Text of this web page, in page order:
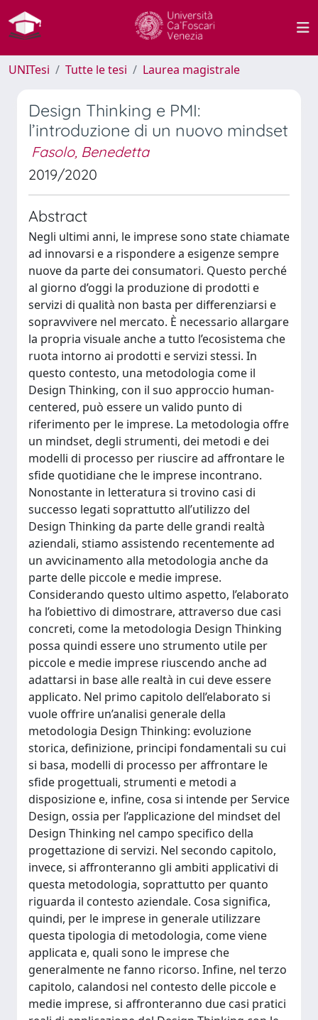
UNITesi Tutte le tesi Laurea magistrale
Design Thinking e PMI:
l’introduzione di un nuovo mindset
Fasolo, Benedetta
2019/2020
Abstract
Negli ultimi anni, le imprese sono state chiamate
ad innovarsi e a rispondere a esigenze sempre
nuove da parte dei consumatori. Questo perché
al giorno d’oggi la produzione di prodotti e
servizi di qualità non basta per differenziarsi e
sopravvivere nel mercato. È necessario allargare
la propria visuale anche a tutto l’ecosistema che
ruota intorno ai prodotti e servizi stessi. In
questo contesto, una metodologia come il
Design Thinking, con il suo approccio human-
centered, può essere un valido punto di
riferimento per le imprese. La metodologia offre
un mindset, degli strumenti, dei metodi e dei
modelli di processo per riuscire ad affrontare le
sfide quotidiane che le imprese incontrano.
Nonostante in letteratura si trovino casi di
successo legati soprattutto all’utilizzo del
Design Thinking da parte delle grandi realtà
aziendali, stiamo assistendo recentemente ad
un avvicinamento alla metodologia anche da
parte delle piccole e medie imprese.
Considerando questo ultimo aspetto, l’elaborato
ha l’obiettivo di dimostrare, attraverso due casi
concreti, come la metodologia Design Thinking
possa quindi essere uno strumento utile per
piccole e medie imprese riuscendo anche ad
adattarsi in base alle realtà in cui deve essere
applicato. Nel primo capitolo dell’elaborato si
vuole offrire un’analisi generale della
metodologia Design Thinking: evoluzione
storica, definizione, principi fondamentali su cui
si basa, modelli di processo per affrontare le
sfide progettuali, strumenti e metodi a
disposizione e, infine, cosa si intende per Service
Design, ossia per l’applicazione del mindset del
Design Thinking nel campo specifico della
progettazione di servizi. Nel secondo capitolo,
invece, si affronteranno gli ambiti applicativi di
questa metodologia, soprattutto per quanto
riguarda il contesto aziendale. Cosa significa,
quindi, per le imprese in generale utilizzare
questa tipologia di metodologia, come viene
applicata e, quali sono le imprese che
generalmente ne fanno ricorso. Infine, nel terzo
capitolo, calandosi nel contesto delle piccole e
medie imprese, si affronteranno due casi pratici